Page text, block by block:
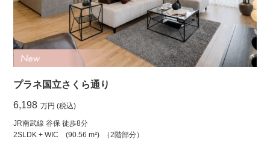
プラネ国立さくら通り
6,198 万円 (税込)
JR南武線 谷保 徒歩8分
2SLDK + WIC
(90.56 m²) （2階部分）